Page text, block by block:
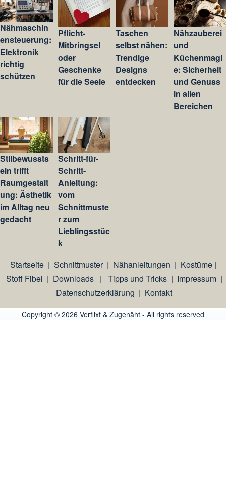
Nähmaschin
ensteuerung:
Elektronik
richtig
schützen
Pflicht-
Mitbringsel
oder
Geschenke
für die Seele
Taschen
selbst nähen:
Trendige
Designs
entdecken
Nähzauberei
und
Küchenmagi
e: Sicherheit
und Genuss
in allen
Bereichen
Stilbewussts
ein trifft
Raumgestalt
ung: Ästhetik
im Alltag neu
gedacht
Schritt-für-
Schritt-
Anleitung:
vom
Schnittmuste
r zum
Lieblingsstüc
k
Startseite| Schnittmuster| Nähanleitungen | Kostüme|
Stoff Fibel | Downloads | Tipps und Tricks| Impressum|
Datenschutzerklärung | Kontakt
Copyright © 2026 Verflixt & Zugenäht - All rights reserved